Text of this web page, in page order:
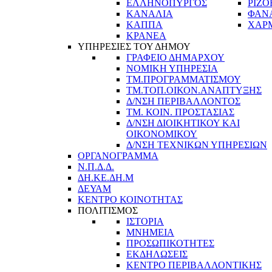
ΕΛΛΗΝΟΠΥΡΓΟΣ
ΚΑΝΑΛΙΑ
ΚΑΠΠΑ
ΚΡΑΝΕΑ
ΥΠΗΡΕΣΙΕΣ ΤΟΥ ΔΗΜΟΥ
ΓΡΑΦΕΙΟ ΔΗΜΑΡΧΟΥ
ΝΟΜΙΚΗ ΥΠΗΡΕΣΙΑ
ΤΜ.ΠΡΟΓΡΑΜΜΑΤΙΣΜΟΥ
ΤΜ.ΤΟΠ.ΟΙΚΟΝ.ΑΝΑΠΤΥΞΗΣ
Δ/ΝΣΗ ΠΕΡΙΒΑΛΛΟΝΤΟΣ
ΤΜ. ΚΟΙΝ. ΠΡΟΣΤΑΣΙΑΣ
Δ/ΝΣΗ ΔΙΟΙΚΗΤΙΚΟΥ ΚΑΙ
ΟΙΚΟΝΟΜΙΚΟΥ
Δ/ΝΣΗ ΤΕΧΝΙΚΩΝ ΥΠΗΡΕΣΙΩΝ
ΟΡΓΑΝΟΓΡΑΜΜΑ
Ν.Π.Δ.Δ.
ΔΗ.ΚΕ.ΔΗ.Μ
ΔΕΥΑΜ
ΚΕΝΤΡΟ ΚΟΙΝΟΤΗΤΑΣ
ΠΟΛΙΤΙΣΜΟΣ
ΙΣΤΟΡΙΑ
ΜΝΗΜΕΙΑ
ΠΡΟΣΩΠΙΚΟΤΗΤΕΣ
ΕΚΔΗΛΩΣΕΙΣ
ΚΕΝΤΡΟ ΠΕΡΙΒΑΛΛΟΝΤΙΚΗΣ